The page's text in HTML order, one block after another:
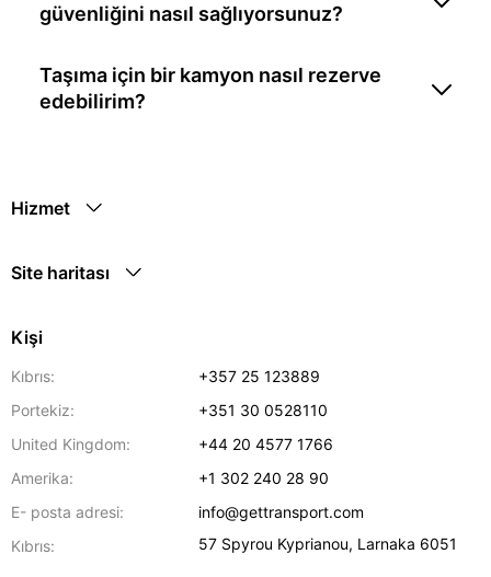
güvenliğini nasıl sağlıyorsunuz?
Taşıma için bir kamyon nasıl rezerve
edebilirim?
Hizmet
Site haritası
Kişi
Kıbrıs:
+357 25 123889
Portekiz:
+351 30 0528110
United Kingdom:
+44 20 4577 1766
Amerika:
+1 302 240 28 90
E- posta adresi:
info@gettransport.com
Kıbrıs:
57 Spyrou Kyprianou, Larnaka 6051